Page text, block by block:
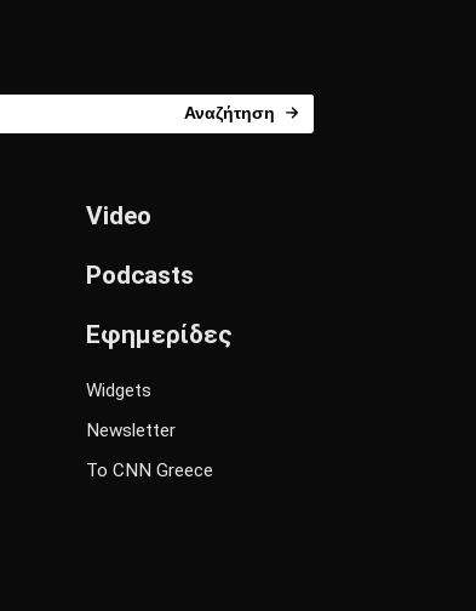
Αναζήτηση
Video
Podcasts
Εφημερίδες
Widgets
Newsletter
Το CNN Greece